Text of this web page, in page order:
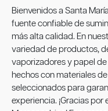
Bienvenidos a Santa
fuente confiable de
más alta calidad. En
variedad de productos,
vaporizadores y papel
hechos con materiales
seleccionados para
experiencia. ¡Gracias